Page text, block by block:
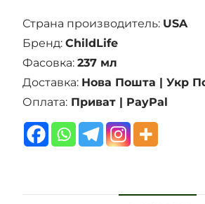
Страна производитель: USA
Бренд:ChildLife
Фасовка:237 мл
Доставка: Нова Пошта | Укр
Оплата: Приват | PayPal